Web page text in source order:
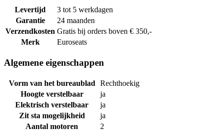
Levertijd
3 tot 5 werkdagen
Garantie
24 maanden
Verzendkosten Gratis bij orders boven € 350,-
Merk
Euroseats
Algemene eigenschappen
Vorm van het bureaublad
Rechthoekig
Hoogte verstelbaar
ja
Elektrisch verstelbaar
ja
Zit sta mogelijkheid
ja
Aantal motoren
2